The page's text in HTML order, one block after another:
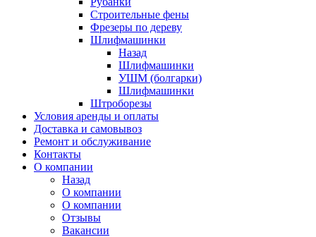
Строительные фены
Фрезеры по дереву
Шлифмашинки
Назад
Шлифмашинки
УШМ (болгарки)
Шлифмашинки
Штроборезы
Условия аренды и оплаты
Доставка и самовывоз
Ремонт и обслуживание
Контакты
О компании
Назад
О компании
О компании
Отзывы
Вакансии